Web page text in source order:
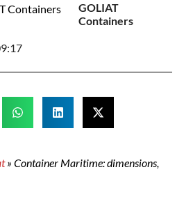
GOLIAT
Containers
» Container Maritime: dimensions,